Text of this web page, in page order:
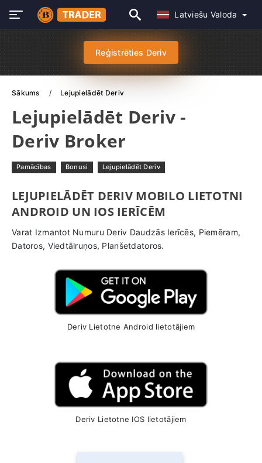
Latviešu Valoda
Reģistrēties Deriv
Sākums Lejupielādēt Deriv
Lejupielādēt Deriv -
Deriv Broker
Pamācības Bonusi Lejupielādēt Deriv
LEJUPIELĀDĒT DERIV MOBILO LIETOTNI
ANDROID UN IOS IERĪCĒM
Varat Izmantot Numuru Deriv Daudzās Ierīcēs, Piemēram,
Datoros, Viedtālruņos, Planšetdatoros.
Deriv Lietotne Android lietotājiem
Deriv Lietotne IOS lietotājiem